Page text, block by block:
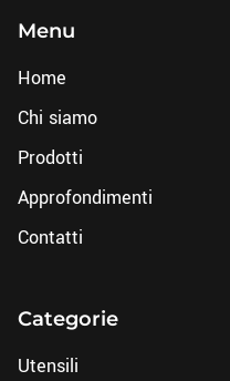
Menu
Home
Chi siamo
Prodotti
Approfondimenti
Contatti
Categorie
Utensili